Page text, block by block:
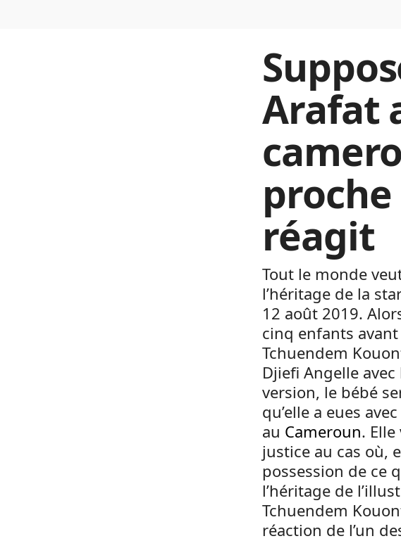
Arafat
réagit
Tout le monde
l’héritage de la
12 août 2019.
cinq enfants
Tchuendem
Djiefi Angelle
version, le bébé
qu’elle a eues
au Cameroun.
justice au cas où,
possession de ce
l’héritage de
Tchuendem
réaction de l’un